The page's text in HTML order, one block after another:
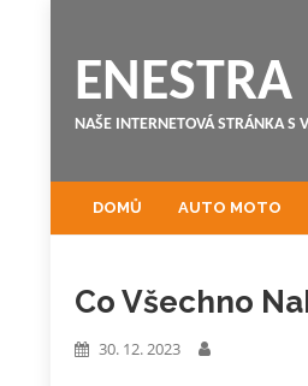
ENESTRA
NAŠE INTERNETOVÁ STRÁNKA
DOMŮ AUTO MOTO
Co Všechno
30. 12. 2023